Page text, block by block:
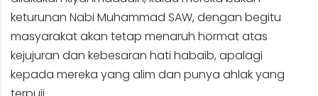
keturunan Nabi Muhammad SAW, dengan begitu
masyarakat akan tetap menaruh hormat atas
kejujuran dan kebesaran hati habaib, apalagi
kepada mereka yang alim dan punya ahlak yang